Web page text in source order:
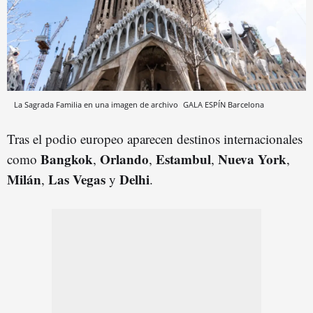
La Sagrada Familia en una imagen de archivo GALA ESPÍN Barcelona
Tras el podio europeo aparecen destinos internacionales
como Bangkok, Orlando, Estambul, Nueva York,
Milán, Las Vegas y Delhi.